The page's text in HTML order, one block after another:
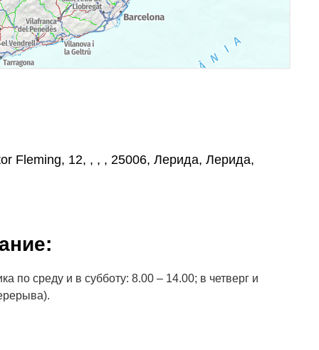
Fleming, 12, , , , 25006, Лерида, Лерида,
по среду и в субботу: 8.00 – 14.00; в четверг и